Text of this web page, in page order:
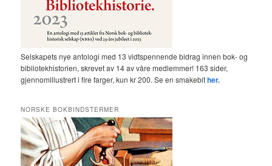
Selskapets nye antologi med 13 vidtspennende bidrag innen bok- og
bibliotekhistorien, skrevet av 14 av våre medlemmer! 163 sider,
gjennomillustrert i fire farger, kun kr 200. Se en smakebither.
NORSKE BOKBINDSTERMER